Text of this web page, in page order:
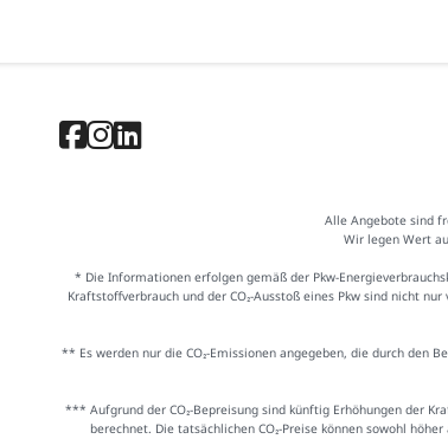
Alle Angebote sind
Wir legen Wert
* Die Informationen erfolgen gemäß der Pkw-
Kraftstoffverbrauch und der CO₂-Ausstoß eines Pkw sind nicht
** Es werden nur die CO₂-Emissionen angegeben, die durch den
*** Aufgrund der CO₂-Bepreisung sind künftig Erhöhungen der
berechnet. Die tatsächlichen CO₂-Preise können sowohl